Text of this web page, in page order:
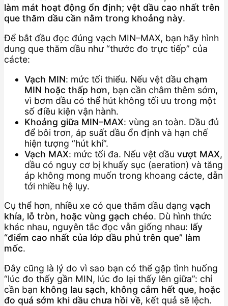
làm mát hoạt động ổn định; vệt dầu cao nhất trên
que thăm dầu cần nằm trong khoảng này.
Để bắt đầu đọc đúng vạch MIN–MAX, bạn hãy hình
dung que thăm dầu như “thước đo trực tiếp” của
cácte:
Vạch MIN: mức tối thiểu. Nếu vệt dầu chạm
MIN hoặc thấp hơn, bạn cần châm thêm sớm,
vì bơm dầu có thể hút không tối ưu trong một
số điều kiện vận hành.
Khoảng giữa MIN–MAX: vùng an toàn. Dầu đủ
để bôi trơn, áp suất dầu ổn định và hạn chế
hiện tượng “hút khí”.
Vạch MAX: mức tối đa. Nếu vệt dầu vượt MAX,
dầu có nguy cơ bị khuấy sục (aeration) và tăng
áp không mong muốn trong khoang cácte, dẫn
tới nhiều hệ lụy.
Cụ thể hơn, nhiều xe có que thăm dầu dạng vạch
khía, lỗ tròn, hoặc vùng gạch chéo. Dù hình thức
khác nhau, nguyên tắc đọc vẫn giống nhau: lấy
“điểm cao nhất của lớp dầu phủ trên que” làm
mốc.
Đây cũng là lý do vì sao bạn có thể gặp tình huống
“lúc đo thấy gần MIN, lúc đo lại thấy lên giữa”: chỉ
cần bạn không lau sạch, không cắm hết que, hoặc
đo quá sớm khi dầu chưa hồi về, kết quả sẽ lệch.